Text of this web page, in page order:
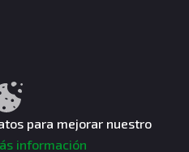
condiciones
los derechos reservados.
para mejorar nuestro
información